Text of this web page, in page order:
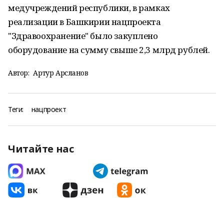
медучреждений республики, в рамках
реализации в Башкирии нацпроекта
"Здравоохранение" было закуплено
оборудование на сумму свыше 2,3 млрд рублей.
Автор: Артур Арсланов
Теги: нацпроект
Читайте нас